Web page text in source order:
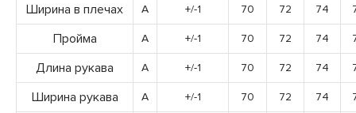
Ширина в плечах A +/-1 70 72 74
Пройма A +/-1 70 72 74
Длина рукава A +/-1 70 72 74
Ширина рукава A +/-1 70 72 74